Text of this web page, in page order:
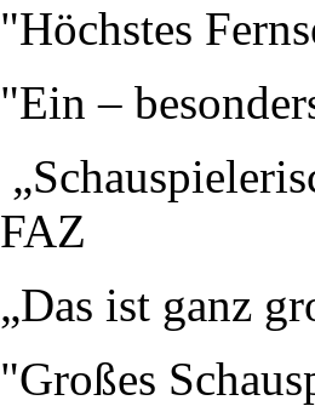
"Höchstes
"Ein –
FAZ
„Das ist ganz
"Großes